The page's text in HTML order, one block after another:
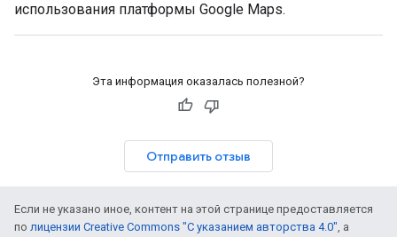
использования платформы Google Maps.
Эта информация оказалась полезной?
Отправить отзыв
Если не указано иное, контент на этой странице предоставляется
по лицензии Creative Commons "С указанием авторства 4.0", а